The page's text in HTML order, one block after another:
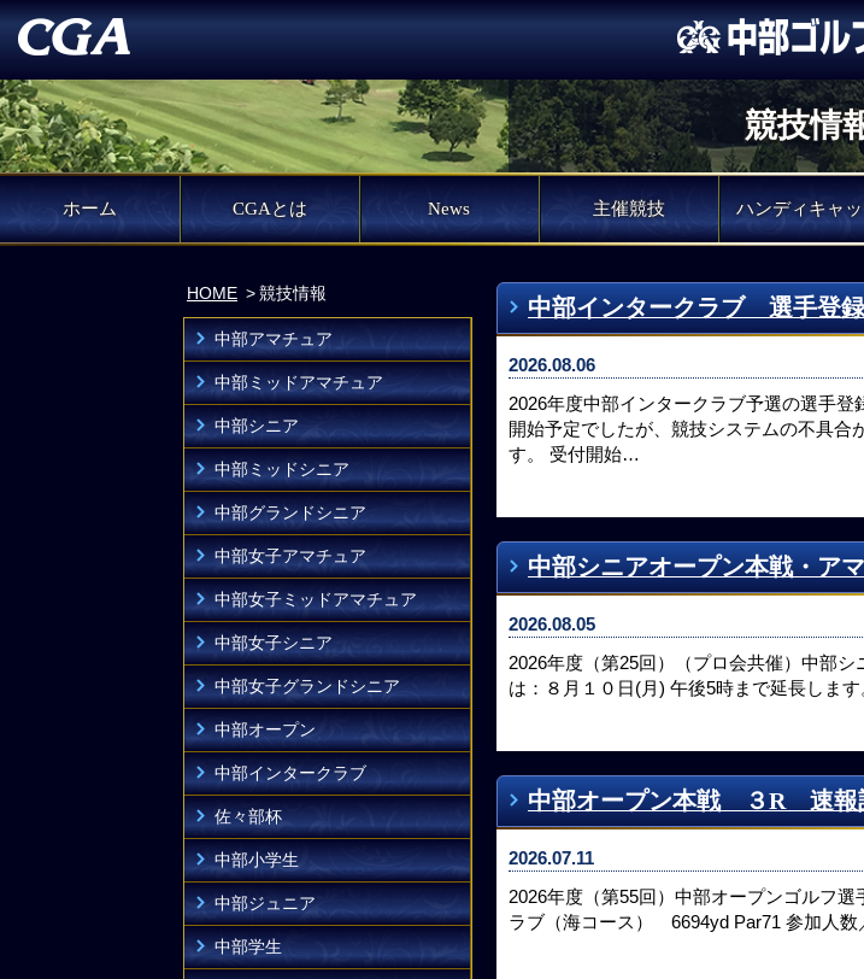
競技情
ホーム CGAとは News 主催競技 ハンディキャ
HOME 競技情報
中部アマチュア
中部ミッドアマチュア
中部シニア
中部ミッドシニア
中部グランドシニア
中部女子アマチュア
中部女子ミッドアマチュア
中部女子シニア
中部女子グランドシニア
中部オープン
中部インタークラブ
佐々部杯
中部小学生
中部ジュニア
中部学生
中部インタークラブ 選手登
2026.08.06
2026年度中部インタークラブ予選の選手
開始予定でしたが、競技システムの不具合
す。 受付開始…
中部シニアオープン本戦・ア
2026.08.05
2026年度（第25回）（プロ会共催）中部
は：８月１０日(月) 午後5時まで延長し
中部オープン本戦 ３R 速報
2026.07.11
2026年度（第55回）中部オープンゴルフ
ラブ（海コース） 6694yd Par71 参加人